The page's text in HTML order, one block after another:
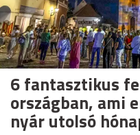
6 fantasztikus
országban, ami
nyár utolsó